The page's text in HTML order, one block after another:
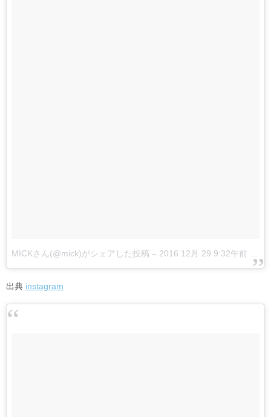
MICKさん(@mick)がシェアした投稿 – 2016 12月 29 9:32午前 PST
出典 instagram